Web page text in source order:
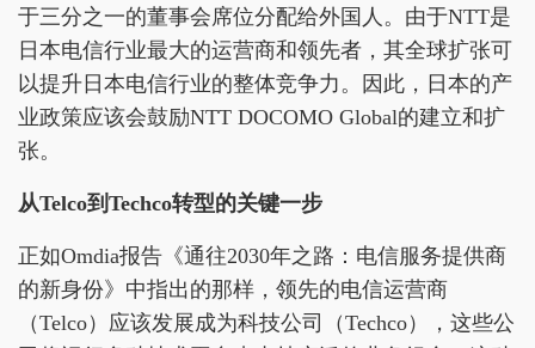
于三分之一的董事会席位分配给外国人。由于NTT是
日本电信行业最大的运营商和领先者，其全球扩张可
以提升日本电信行业的整体竞争力。因此，日本的产
业政策应该会鼓励NTT DOCOMO Global的建立和扩
张。
从Telco到Techco转型的关键一步
正如Omdia报告《通往2030年之路：电信服务提供商
的新身份》中指出的那样，领先的电信运营商
（Telco）应该发展成为科技公司（Techco），这些公